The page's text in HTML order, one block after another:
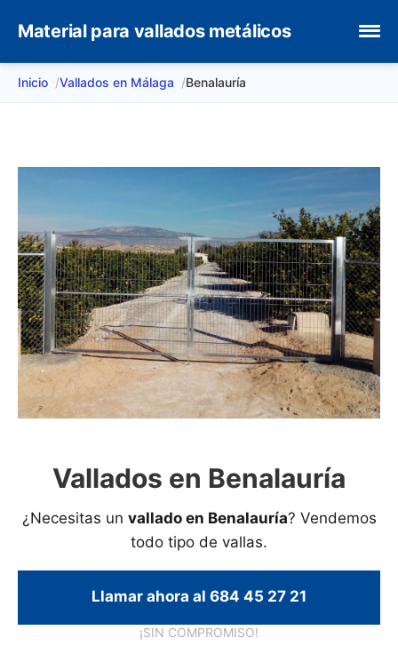
Material para vallados metálicos
Inicio Vallados en Málaga Benalauría
Vallados en Benalauría
¿Necesitas un vallado en Benalauría? Vendemos
todo tipo de vallas.
Llamar ahora al 684 45 27 21
¡SIN COMPROMISO!